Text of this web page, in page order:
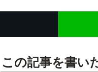
この記事を書い